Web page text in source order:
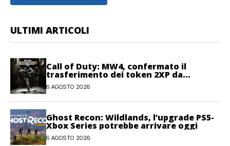
ULTIMI ARTICOLI
Call of Duty: MW4, confermato il
trasferimento dei token 2XP da
Warzone e Black Ops 7
6 AGOSTO 2026
Ghost Recon: Wildlands, l’upgrade PS5-
Xbox Series potrebbe arrivare oggi
6 AGOSTO 2026